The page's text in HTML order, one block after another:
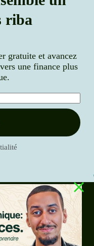
un
riba
gratuite et avancez
une finance plus